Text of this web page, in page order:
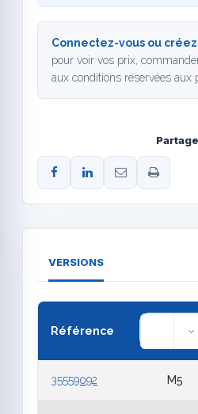
Connectez-vous ou
pour voir vos prix,
aux conditions réservées aux
Partage
VERSIONS
Référence
35559092 M5